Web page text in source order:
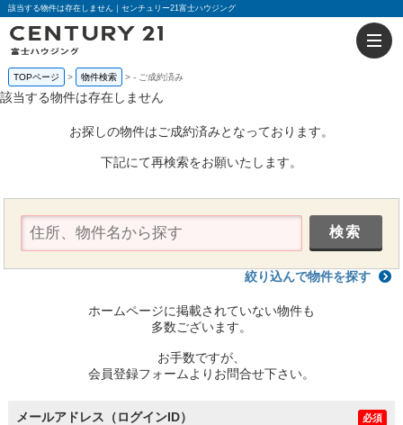
該当する物件は存在しません｜センチュリー21富士ハウジング
TOPページ 物件検索 - ご成約済み
該当する物件は存在しません
お探しの物件はご成約済みとなっております。
下記にて再検索をお願いたします。
絞り込んで物件を探す
ホームページに掲載されていない物件も
多数ございます。
お手数ですが、
会員登録フォームよりお問合せ下さい。
メールアドレス（ログインID） 必須